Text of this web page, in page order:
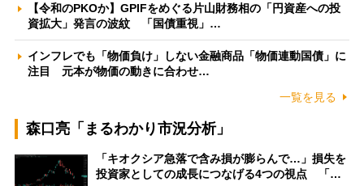
【令和のPKOか】GPIFをめぐる片山財務相の「円資産への投
資拡大」発言の波紋 「国債重視」…
インフレでも「物価負け」しない金融商品「物価連動国債」に
注目 元本が物価の動きに合わせ…
一覧を見る
森口亮「まるわかり市況分析」
「キオクシア急落で含み損が膨らんで…」損失を
投資家としての成長につなげる4つの視点 「…